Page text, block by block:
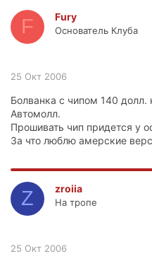
F Fury
Основатель Клуба
25 Окт 2006
Болванка с чипом 140 долл.
Автомолл.
Прошивать чип придется у
За что люблю амерские
Z zroiia
На тропе
25 Окт 2006